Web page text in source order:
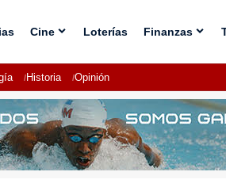
Cine Loterías Finanzas
Historia Opinión